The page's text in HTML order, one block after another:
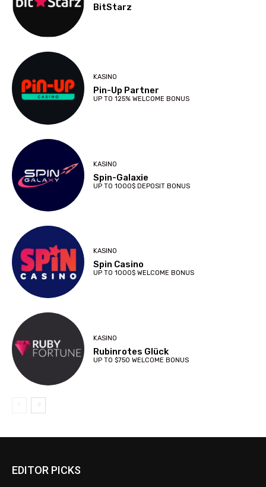
BitStarz
KASINO
Pin-Up Partner
UP TO 125% WELCOME BONUS
KASINO
Spin-Galaxie
UP TO 1000$ DEPOSIT BONUS
KASINO
Spin Casino
UP TO 1000$ WELCOME BONUS
KASINO
Rubinrotes Glück
UP TO $750 WELCOME BONUS
EDITOR PICKS